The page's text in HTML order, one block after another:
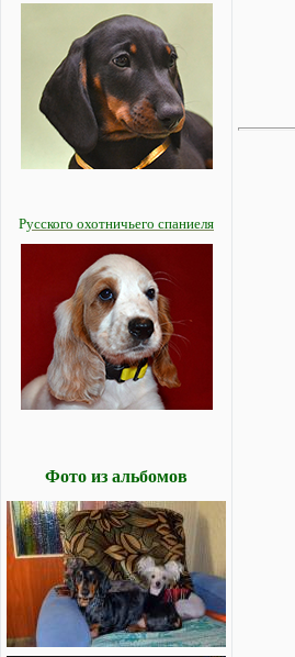
Русского охотничьего спаниеля
Фото из альбомов